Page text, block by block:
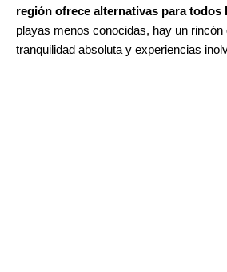
región ofrece alternativas para todos
playas menos conocidas, hay un rincón
tranquilidad absoluta y experiencias